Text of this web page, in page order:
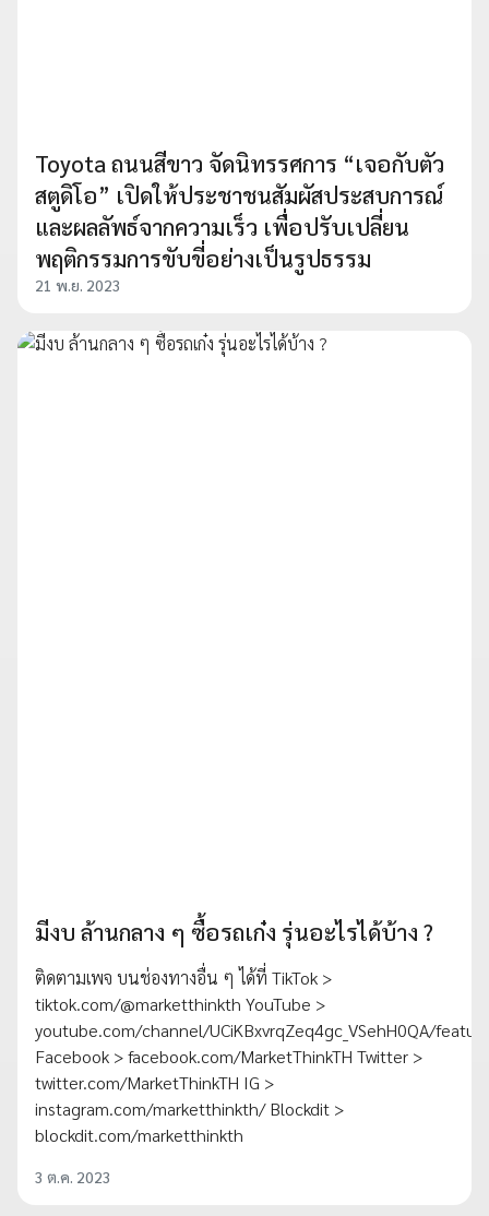
Toyota ถนนสีขาว จัดนิทรรศการ “เจอกับตัว
สตูดิโอ” เปิดให้ประชาชนสัมผัสประสบการณ์
และผลลัพธ์จากความเร็ว เพื่อปรับเปลี่ยน
พฤติกรรมการขับขี่อย่างเป็นรูปธรรม
21 พ.ย. 2023
มีงบ ล้านกลาง ๆ ซื้อรถเก๋ง รุ่นอะไรได้บ้าง ?
ติดตามเพจ บนช่องทางอื่น ๆ ได้ที่ TikTok >
tiktok.com/@marketthinkth YouTube >
youtube.com/channel/UCiKBxvrqZeq4gc_VSehH0QA/
Facebook > facebook.com/MarketThinkTH Twitter >
twitter.com/MarketThinkTH IG >
instagram.com/marketthinkth/ Blockdit >
blockdit.com/marketthinkth
3 ต.ค. 2023